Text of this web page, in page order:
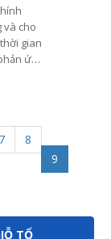
và cho
gian
ứng
7
8
9
TỔ